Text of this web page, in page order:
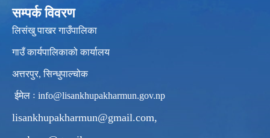
सम्पर्क विवरण
लिसंखु पाखर गाउँपालिका
गाउँ कार्यपालिकाको कार्यालय
अत्तरपुर, सिन्धुपाल्चोक
ईमेल ः info@lisankhupakharmun.gov.np
lisankhupakharmun@gmail.com,